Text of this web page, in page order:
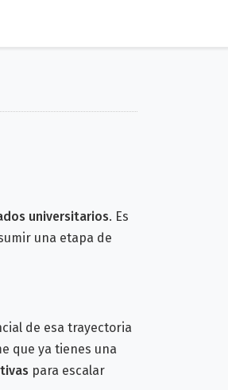
universitarios. Es
una etapa de
de esa trayectoria
que ya tienes una
para escalar